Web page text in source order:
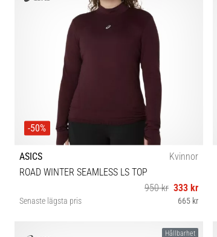
-50%
ASICS
Kvinnor
ROAD WINTER SEAMLESS LS TOP
950 kr 333 kr
Senaste lägsta pris 665 kr
Hållbarhet